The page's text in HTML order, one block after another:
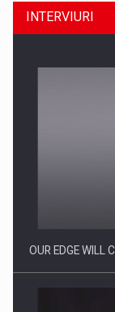
Producatorii si
INTERVIURI
OUR EDGE WILL